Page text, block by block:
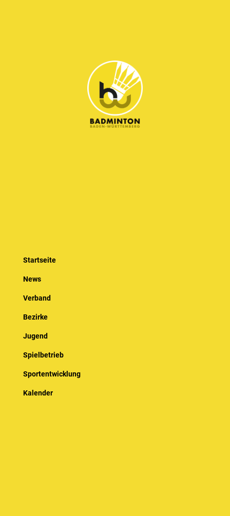
Startseite
News
Verband
Bezirke
Jugend
Spielbetrieb
Sportentwicklung
Kalender